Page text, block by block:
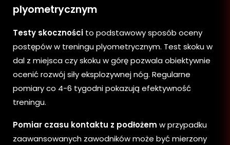
plyometrycznym
Testy skoczności to podstawowy sposób oceny
postępów w treningu plyometrycznym. Test skoku w
dal z miejsca czy skoku w górę pozwala obiektywnie
ocenić rozwój siły eksplozywnej nóg. Regularne
pomiary co 4-6 tygodni pokazują efektywność
treningu.
Pomiar czasu kontaktu z podłożem w przypadku
zaawansowanych zawodników może być mierzony